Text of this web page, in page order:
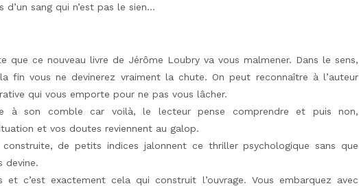
d’un sang qui n’est pas le sien…
que ce nouveau livre de Jérôme Loubry va vous malmener. Dans le sens,
fin vous ne devinerez vraiment la chute. On peut reconnaître à l’auteur
qui vous emporte pour ne pas vous lâcher.
à son comble car voilà, le lecteur pense comprendre et puis non,
et vos doutes reviennent au galop.
construite, de petits indices jalonnent ce thriller psychologique sans que
devine.
c’est exactement cela qui construit l’ouvrage. Vous embarquez avec